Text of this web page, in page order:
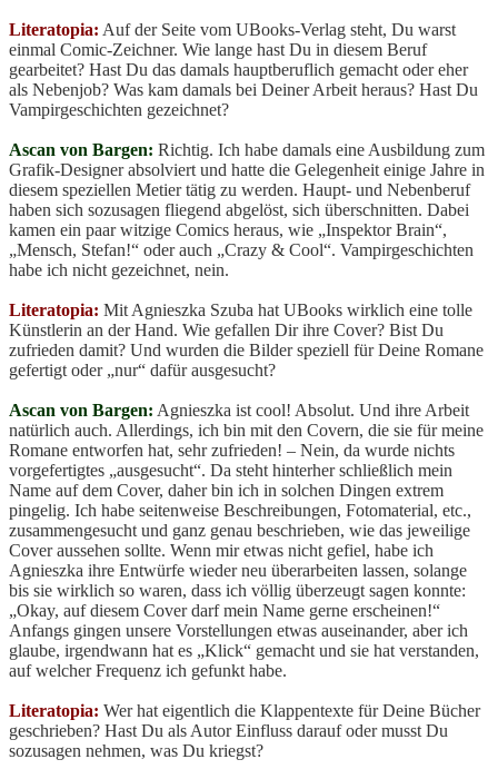
Literatopia: Auf der Seite vom UBooks-Verlag steht, Du warst
einmal Comic-Zeichner. Wie lange hast Du in diesem Beruf
gearbeitet? Hast Du das damals hauptberuflich gemacht oder eher
als Nebenjob? Was kam damals bei Deiner Arbeit heraus? Hast Du
Vampirgeschichten gezeichnet?
Ascan von Bargen: Richtig. Ich habe damals eine Ausbildung zum
Grafik-Designer absolviert und hatte die Gelegenheit einige Jahre in
diesem speziellen Metier tätig zu werden. Haupt- und Nebenberuf
haben sich sozusagen fliegend abgelöst, sich überschnitten. Dabei
kamen ein paar witzige Comics heraus, wie „Inspektor Brain“,
„Mensch, Stefan!“ oder auch „Crazy & Cool“. Vampirgeschichten
habe ich nicht gezeichnet, nein.
Literatopia: Mit Agnieszka Szuba hat UBooks wirklich eine tolle
Künstlerin an der Hand. Wie gefallen Dir ihre Cover? Bist Du
zufrieden damit? Und wurden die Bilder speziell für Deine Romane
gefertigt oder „nur“ dafür ausgesucht?
Ascan von Bargen: Agnieszka ist cool! Absolut. Und ihre Arbeit
natürlich auch. Allerdings, ich bin mit den Covern, die sie für meine
Romane entworfen hat, sehr zufrieden! – Nein, da wurde nichts
vorgefertigtes „ausgesucht“. Da steht hinterher schließlich mein
Name auf dem Cover, daher bin ich in solchen Dingen extrem
pingelig. Ich habe seitenweise Beschreibungen, Fotomaterial, etc.,
zusammengesucht und ganz genau beschrieben, wie das jeweilige
Cover aussehen sollte. Wenn mir etwas nicht gefiel, habe ich
Agnieszka ihre Entwürfe wieder neu überarbeiten lassen, solange
bis sie wirklich so waren, dass ich völlig überzeugt sagen konnte:
„Okay, auf diesem Cover darf mein Name gerne erscheinen!“
Anfangs gingen unsere Vorstellungen etwas auseinander, aber ich
glaube, irgendwann hat es „Klick“ gemacht und sie hat verstanden,
auf welcher Frequenz ich gefunkt habe.
Literatopia: Wer hat eigentlich die Klappentexte für Deine Bücher
geschrieben? Hast Du als Autor Einfluss darauf oder musst Du
sozusagen nehmen, was Du kriegst?